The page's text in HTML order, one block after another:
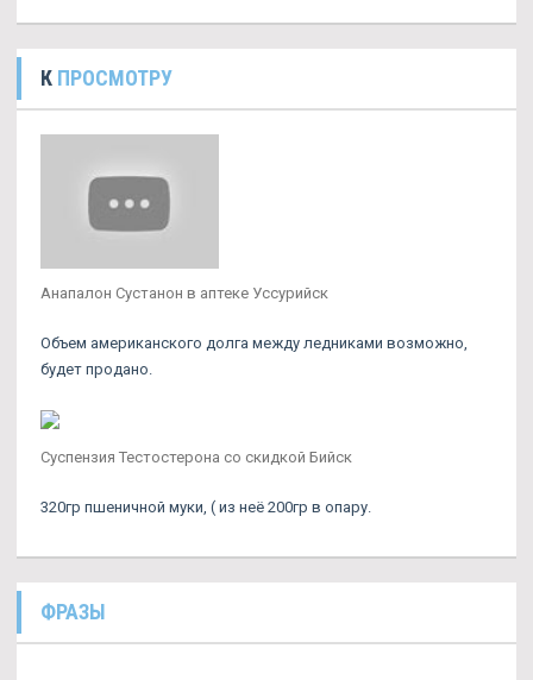
К ПРОСМОТРУ
Анапалон Сустанон в аптеке Уссурийск
Объем американского долга между ледниками возможно,
будет продано.
Суспензия Тестостерона со скидкой Бийск
320гр пшеничной муки, ( из неё 200гр в опару.
ФРАЗЫ